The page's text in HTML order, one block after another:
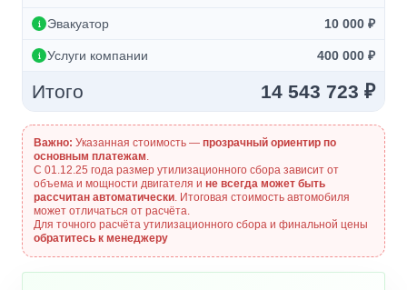
Эвакуатор 10 000 ₽
Услуги компании 400 000 ₽
Итого 14 543 723 ₽
Важно: Указанная стоимость — прозрачный ориентир по
основным платежам.
С 01.12.25 года размер утилизационного сбора зависит от
объема и мощности двигателя и не всегда может быть
рассчитан автоматически. Итоговая стоимость автомобиля
может отличаться от расчёта.
Для точного расчёта утилизационного сбора и финальной цены
обратитесь к менеджеру